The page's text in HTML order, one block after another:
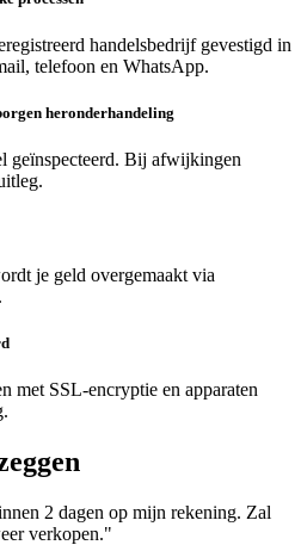
handelsbedrijf gevestigd in
telefoon en WhatsApp.
heronderhandeling
geïnspecteerd. Bij afwijkingen
je geld overgemaakt via
met SSL-encryptie en apparaten
2 dagen op mijn rekening. Zal
verkopen."